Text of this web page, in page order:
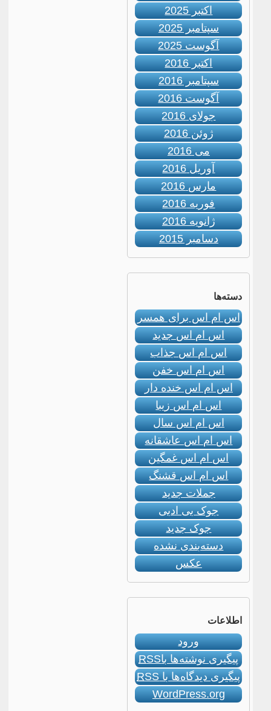
اکتبر 2025
سپتامبر 2025
آگوست 2025
اکتبر 2016
سپتامبر 2016
آگوست 2016
جولای 2016
ژوئن 2016
می 2016
آوریل 2016
مارس 2016
فوریه 2016
ژانویه 2016
دسامبر 2015
دسته‌ها
اس ام اس برای همسر
اس ام اس جدید
اس ام اس جذاب
اس ام اس خفن
اس ام اس خنده دار
اس ام اس زیبا
اس ام اس سال
اس ام اس عاشقانه
اس ام اس غمگین
اس ام اس قشنگ
جملات جدید
جوک بی ادبی
جوک جدید
دسته‌بندی نشده
عکس
اطلاعات
ورود
پیگیری نوشته‌ها باRSS
پیگیری دیدگاه‌ها باRSS
WordPress.org